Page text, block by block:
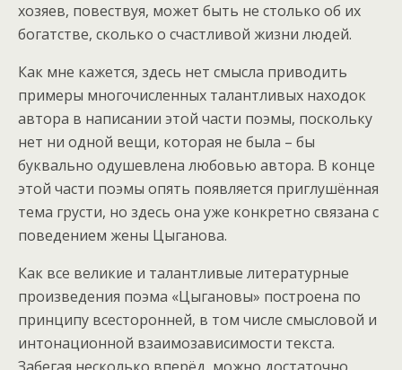
хозяев, повествуя, может быть не столько об их
богатстве, сколько о счастливой жизни людей.
Как мне кажется, здесь нет смысла приводить
примеры многочисленных талантливых находок
автора в написании этой части поэмы, поскольку
нет ни одной вещи, которая не была – бы
буквально одушевлена любовью автора. В конце
этой части поэмы опять появляется приглушённая
тема грусти, но здесь она уже конкретно связана с
поведением жены Цыганова.
Как все великие и талантливые литературные
произведения поэма «Цыгановы» построена по
принципу всесторонней, в том числе смысловой и
интонационной взаимозависимости текста.